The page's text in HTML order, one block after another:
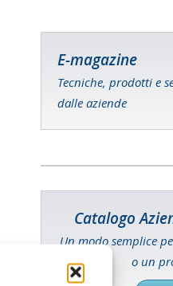
E-magazine
Tecniche, prodotti e
dalle aziende
Catalogo
Un modo semplice
o un